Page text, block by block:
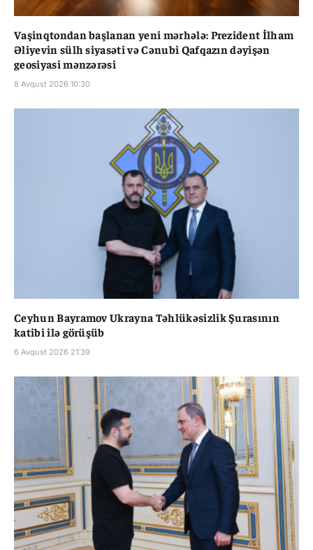
Vaşinqtondan başlanan yeni mərhələ: Prezident İlham
Əliyevin sülh siyasəti və Cənubi Qafqazın dəyişən
geosiyasi mənzərəsi
8 Avqust 2026 10:30
Ceyhun Bayramov Ukrayna Təhlükəsizlik Şurasının
katibi ilə görüşüb
6 Avqust 2026 21:39